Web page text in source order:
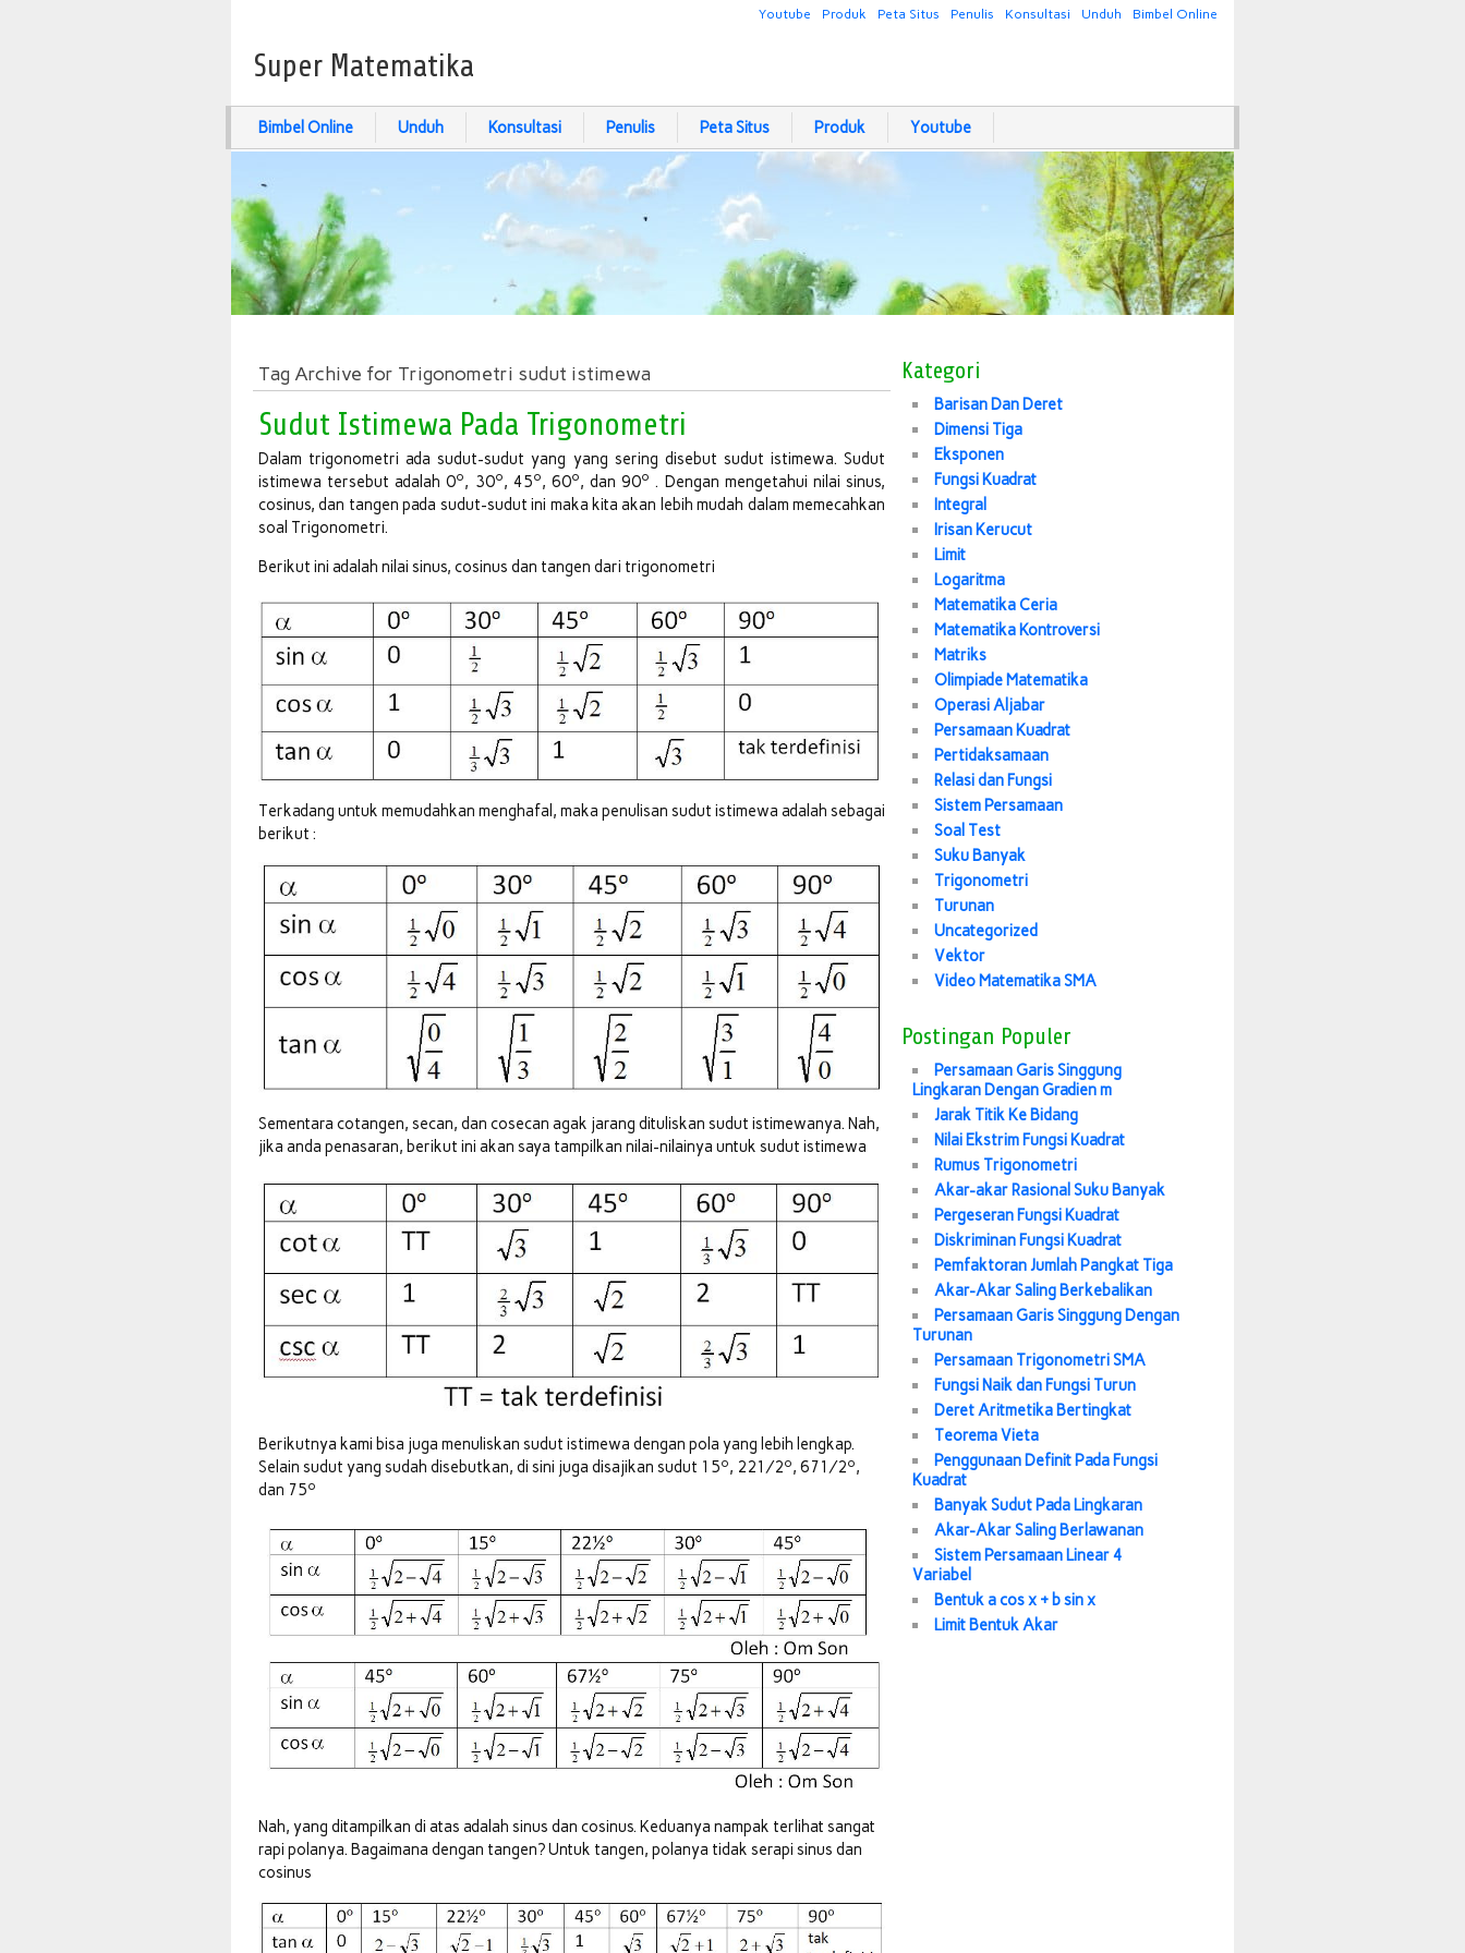
Bimbel Online
Unduh
Konsultasi
Penulis
Peta Situs
Produk
Youtube
Super Matematika
Bimbel Online Unduh Konsultasi Penulis Peta Situs Produk Youtube
Tag Archive for Trigonometri sudut istimewa
Sudut Istimewa Pada Trigonometri
Dalam trigonometri ada sudut-sudut yang yang sering disebut sudut istimewa. Sudut
istimewa tersebut adalah 0o, 30o, 45o, 60o, dan 90o . Dengan mengetahui nilai sinus,
cosinus, dan tangen pada sudut-sudut ini maka kita akan lebih mudah dalam memecahkan
soal Trigonometri.
Berikut ini adalah nilai sinus, cosinus dan tangen dari trigonometri
Terkadang untuk memudahkan menghafal, maka penulisan sudut istimewa adalah sebagai
berikut :
Sementara cotangen, secan, dan cosecan agak jarang dituliskan sudut istimewanya. Nah,
jika anda penasaran, berikut ini akan saya tampilkan nilai-nilainya untuk sudut istimewa
Berikutnya kami bisa juga menuliskan sudut istimewa dengan pola yang lebih lengkap.
Selain sudut yang sudah disebutkan, di sini juga disajikan sudut 15o, 22½o, 67½o,
dan 75o
Nah, yang ditampilkan di atas adalah sinus dan cosinus. Keduanya nampak terlihat sangat
rapi polanya. Bagaimana dengan tangen? Untuk tangen, polanya tidak serapi sinus dan
cosinus
Kategori
Barisan Dan Deret
Dimensi Tiga
Eksponen
Fungsi Kuadrat
Integral
Irisan Kerucut
Limit
Logaritma
Matematika Ceria
Matematika Kontroversi
Matriks
Olimpiade Matematika
Operasi Aljabar
Persamaan Kuadrat
Pertidaksamaan
Relasi dan Fungsi
Sistem Persamaan
Soal Test
Suku Banyak
Trigonometri
Turunan
Uncategorized
Vektor
Video Matematika SMA
Postingan Populer
Persamaan Garis Singgung
Lingkaran Dengan Gradien m
Jarak Titik Ke Bidang
Nilai Ekstrim Fungsi Kuadrat
Rumus Trigonometri
Akar-akar Rasional Suku Banyak
Pergeseran Fungsi Kuadrat
Diskriminan Fungsi Kuadrat
Pemfaktoran Jumlah Pangkat Tiga
Akar-Akar Saling Berkebalikan
Persamaan Garis Singgung Dengan
Turunan
Persamaan Trigonometri SMA
Fungsi Naik dan Fungsi Turun
Deret Aritmetika Bertingkat
Teorema Vieta
Penggunaan Definit Pada Fungsi
Kuadrat
Banyak Sudut Pada Lingkaran
Akar-Akar Saling Berlawanan
Sistem Persamaan Linear 4
Variabel
Bentuk a cos x + b sin x
Limit Bentuk Akar